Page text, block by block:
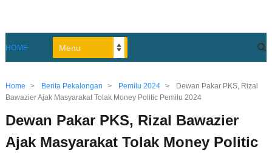
HOME
Home > Berita Pekalongan > Pemilu 2024 >
Dewan Pakar PKS, Rizal
Bawazier Ajak Masyarakat Tolak Money Politic Pemilu 2024
Dewan Pakar PKS, Rizal Bawazier
Ajak Masyarakat Tolak Money Politic